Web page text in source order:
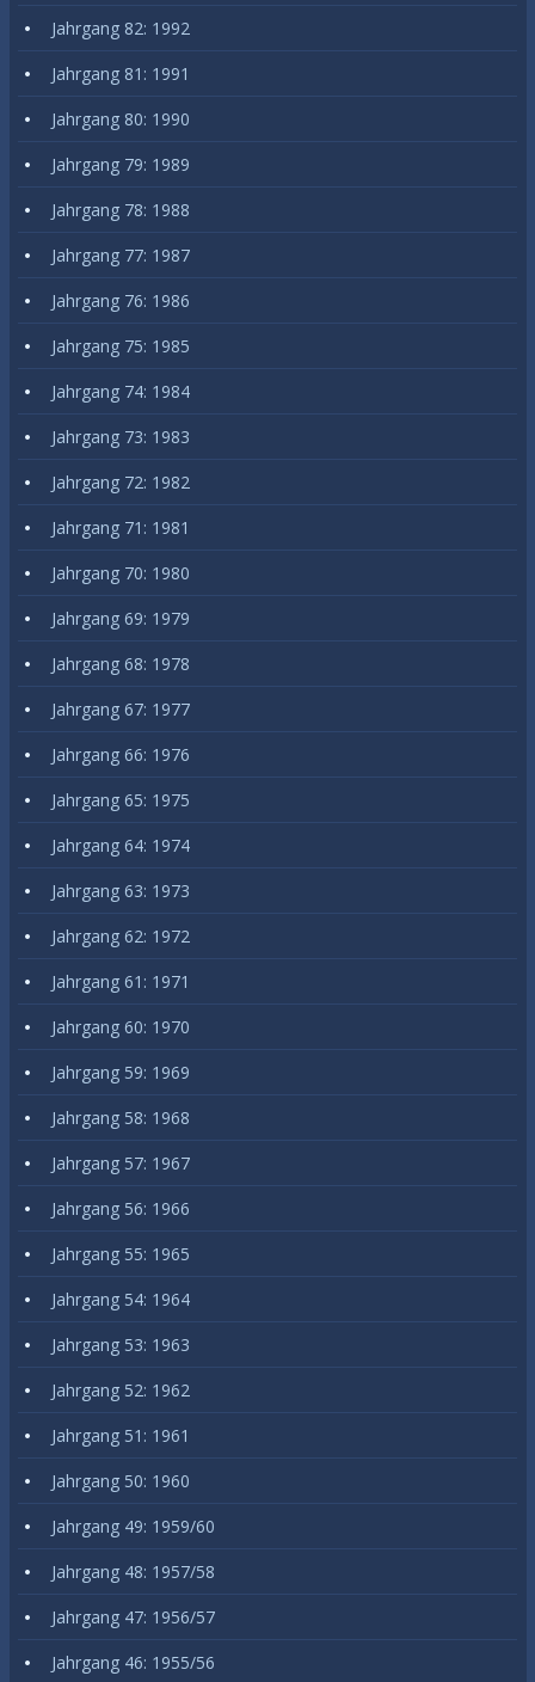
Jahrgang 82: 1992
Jahrgang 81: 1991
Jahrgang 80: 1990
Jahrgang 79: 1989
Jahrgang 78: 1988
Jahrgang 77: 1987
Jahrgang 76: 1986
Jahrgang 75: 1985
Jahrgang 74: 1984
Jahrgang 73: 1983
Jahrgang 72: 1982
Jahrgang 71: 1981
Jahrgang 70: 1980
Jahrgang 69: 1979
Jahrgang 68: 1978
Jahrgang 67: 1977
Jahrgang 66: 1976
Jahrgang 65: 1975
Jahrgang 64: 1974
Jahrgang 63: 1973
Jahrgang 62: 1972
Jahrgang 61: 1971
Jahrgang 60: 1970
Jahrgang 59: 1969
Jahrgang 58: 1968
Jahrgang 57: 1967
Jahrgang 56: 1966
Jahrgang 55: 1965
Jahrgang 54: 1964
Jahrgang 53: 1963
Jahrgang 52: 1962
Jahrgang 51: 1961
Jahrgang 50: 1960
Jahrgang 49: 1959/60
Jahrgang 48: 1957/58
Jahrgang 47: 1956/57
Jahrgang 46: 1955/56